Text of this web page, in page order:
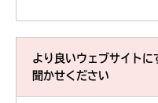
より良いウェブサイト
聞かせください